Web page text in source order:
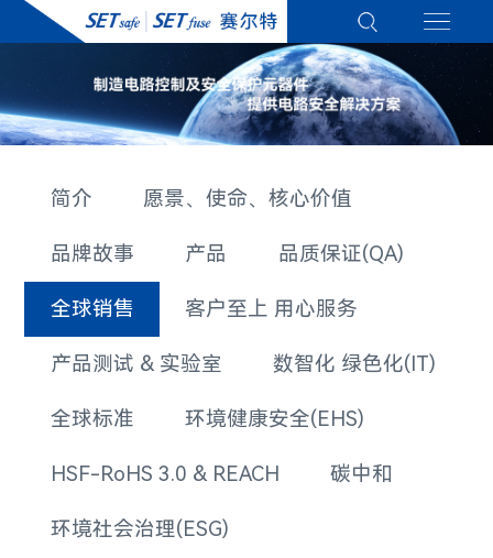
简介 愿景、使命、核心价值
品牌故事 产品 品质保证(QA)
全球销售 客户至上 用心服务
产品测试 & 实验室 数智化 绿色化(IT)
全球标准 环境健康安全(EHS)
HSF-RoHS 3.0 & REACH 碳中和
环境社会治理(ESG)